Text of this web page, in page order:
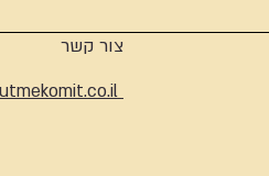
צור קשר
info@edutmekomit.co.il